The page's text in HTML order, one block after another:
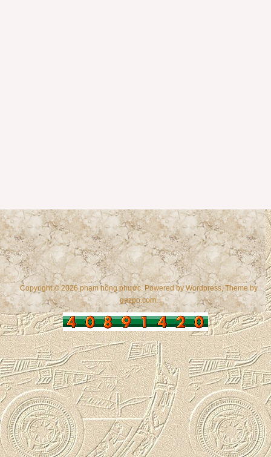
Copyright © 2026 phạm hồng phước. Powered byWordpress, Theme by
gazpo.com.